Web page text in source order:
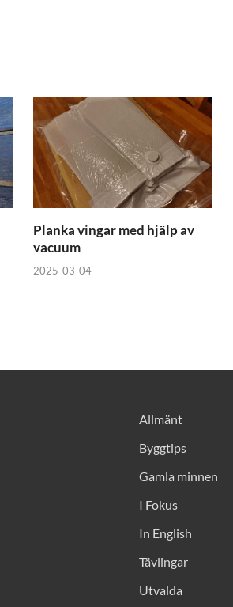
Planka vingar med hjälp av
vacuum
2025-03-04
Allmänt
Byggtips
Gamla minnen
I Fokus
In English
Tävlingar
Utvalda